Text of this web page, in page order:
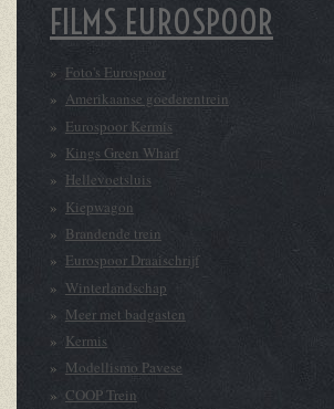
FILMS EUROSPOOR
Foto's Eurospoor
Amerikaanse goederentrein
Eurospoor Kermis
Kings Green Wharf
Hellevoetsluis
Kiepwagon
Brandende trein
Eurospoor Draaischrijf
Winterlandschap
Meer met badgasten
Kermis
Modellismo Pavese
COOP Trein